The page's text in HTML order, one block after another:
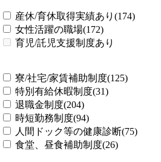
産休/育休取得実績あり(174)
女性活躍の職場(172)
育児/託児支援制度あり
寮/社宅/家賃補助制度(125)
特別有給休暇制度(31)
退職金制度(204)
時短勤務制度(94)
人間ドック等の健康診断(75)
食堂、昼食補助制度(26)